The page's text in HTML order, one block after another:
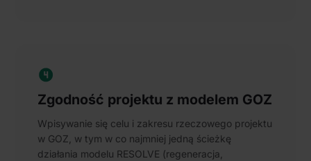
Zgodność projektu z modelem GOZ
Wpisywanie się celu i zakresu rzeczowego projektu
w GOZ, w tym w co najmniej jedną ścieżkę
działania modelu RESOLVE (regeneracja,